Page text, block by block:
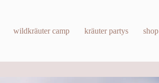
wildkräuter camp kräuter partys shop